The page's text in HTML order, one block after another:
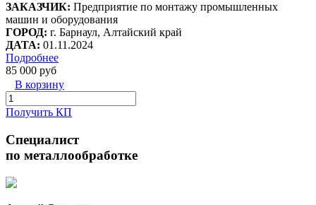
ЗАКАЗЧИК: Предприятие по монтажу промышленных
машин и оборудования
ГОРОД: г. Барнаул, Алтайский край
ДАТА: 01.11.2024
Подробнее
85 000 руб
В корзину
Получить КП
Специалист
по металлообработке